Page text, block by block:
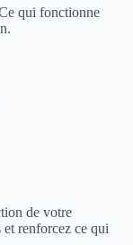
qui fonctionne
de votre
renforcez ce qui